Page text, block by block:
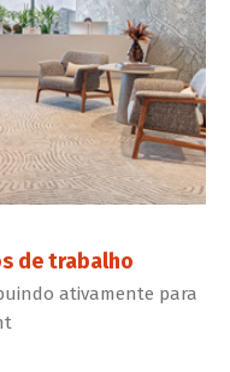
de trabalho
ativamente para